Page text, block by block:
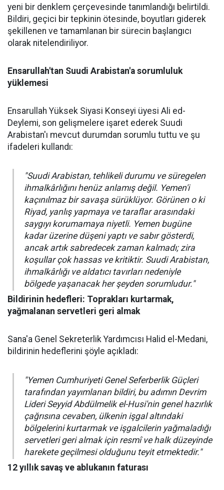
yeni bir denklem çerçevesinde tanımlandığı belirtildi.
Bildiri, geçici bir tepkinin ötesinde, boyutları giderek
şekillenen ve tamamlanan bir sürecin başlangıcı
olarak nitelendiriliyor.
Ensarullah'tan Suudi Arabistan'a sorumluluk
yüklemesi
Ensarullah Yüksek Siyasi Konseyi üyesi Ali ed-
Deylemi, son gelişmelere işaret ederek Suudi
Arabistan'ı mevcut durumdan sorumlu tuttu ve şu
ifadeleri kullandı:
"Suudi Arabistan, tehlikeli durumu ve süregelen
ihmalkârlığını henüz anlamış değil. Yemen'i
kaçınılmaz bir savaşa sürüklüyor. Görünen o ki
Riyad, yanlış yapmaya ve taraflar arasındaki
saygıyı korumamaya niyetli. Yemen bugüne
kadar üzerine düşeni yaptı ve sabır gösterdi,
ancak artık sabredecek zaman kalmadı; zira
koşullar çok hassas ve kritiktir. Suudi Arabistan,
ihmalkârlığı ve aldatıcı tavırları nedeniyle
bölgede yaşanacak her şeyden sorumludur."
Bildirinin hedefleri: Toprakları kurtarmak,
yağmalanan servetleri geri almak
Sana'a Genel Sekreterlik Yardımcısı Halid el-Medani,
bildirinin hedeflerini şöyle açıkladı:
"Yemen Cumhuriyeti Genel Seferberlik Güçleri
tarafından yayımlanan bildiri, bu adımın Devrim
Lideri Seyyid Abdülmelik el-Husi'nin genel hazırlık
çağrısına cevaben, ülkenin işgal altındaki
bölgelerini kurtarmak ve işgalcilerin yağmaladığı
servetleri geri almak için resmî ve halk düzeyinde
harekete geçilmesi olduğunu teyit etmektedir."
12 yıllık savaş ve ablukanın faturası